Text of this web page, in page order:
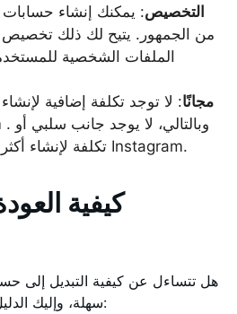
التخصيص: يمكنك إنشاء
من الجمهور. يتيح لك ذلك تخصيص
الملفات الشخصية
مجانًا: لا توجد تكلفة إضافية
تكلفة لإنشاء أكثر من حساب على Instagram.
كيفية
هل تتساءل عن كيفية التبديل إلى
سهلة، وإليك الدليل التفصيلي خطوة بخطوة: